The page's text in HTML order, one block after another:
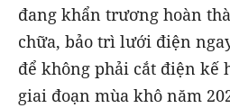
đang khẩn trương hoàn
chữa, bảo trì lưới điện
để không phải cắt điện kế
giai đoạn mùa khô năm